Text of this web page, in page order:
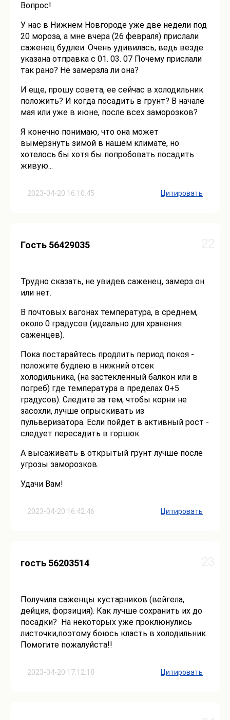
2023-04-20 16:10:45
Вопрос!
У нас в Нижнем Новгороде уже две недели под
20 мороза, а мне вчера (26 февраля) прислали
саженец будлеи. Очень удивилась, ведь везде
указана отправка с 01. 03. 07 Почему прислали
так рано? Не замерзла ли она?
И еще, прошу совета, ее сейчас в холодильник
положить? И когда посадить в грунт? В начале
мая или уже в июне, после всех заморозков?
Я конечно понимаю, что она может
вымерзнуть зимой в нашем климате, но
хотелось бы хотя бы попробовать посадить
живую...
Цитировать
2023-04-20 16:42:46
Гость 56429035
Трудно сказать, не увидев саженец, замерз он
или нет.
В почтовых вагонах температура, в среднем,
около 0 градусов (идеально для хранения
саженцев).
Пока постарайтесь продлить период покоя -
положите будлею в нижний отсек
холодильника, (на застекленный балкон или в
погреб) где температура в пределах 0+5
градусов). Следите за тем, чтобы корни не
засохли, лучше опрыскивать из
пульверизатора. Если пойдет в активный рост -
следует пересадить в горшок.
А высаживать в открытый грунт лучше после
угрозы заморозков.
Удачи Вам!
Цитировать
2023-04-20 17:12:18
гость 56203514
Получила саженцы кустарников (вейгела,
дейция, форзиция). Как лучше сохранить их до
посадки? На некоторых уже проклюнулись
листочки,поэтому боюсь класть в холодильник.
Помогите пожалуйста!!
Цитировать